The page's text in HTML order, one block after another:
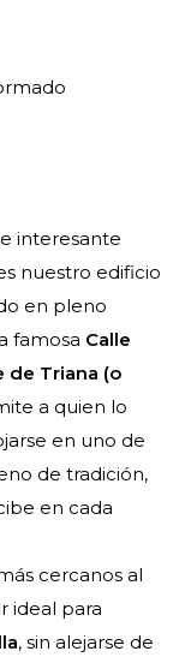
interesante
nuestro edificio
en pleno
famosa Calle
de Triana (o
a quien lo
en uno de
de tradición,
en cada
cercanos al
ideal para
, sin alejarse de